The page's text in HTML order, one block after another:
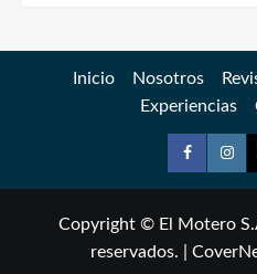
Inicio Nosotros
Experiencias
Copyright © El Motero
reservados.